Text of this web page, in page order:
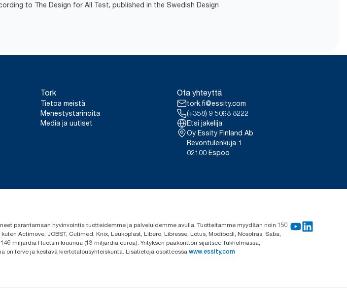
to The Design for All Test, published in the Swedish Design
Tork
Tietoa meistä
Menestystarinoita
Media ja uutiset
Ota yhteyttä
tork.fi@essity.com
(+358) 9 5068 8222
Etsi jakelija
Oy Essity Finland Ab
Revontulenkuja 1
02100 Espoo
parantamaan hyvinvointia tuotteidemme ja palveluidemme avulla. Tuotteitamme myydään noin 150
Actimove, JOBST, Cutimed, Knix, Leukoplast, Libero, Libresse, Lotus, Modibodi, Nosotras, Saba,
miljardia Ruotsin kruunua (13 miljardia euroa). Yrityksen pääkonttori sijaitsee Tukholmassa,
on terve ja kestävä kiertotalousyhteiskunta. Lisätietoja osoitteessa www.essity.com